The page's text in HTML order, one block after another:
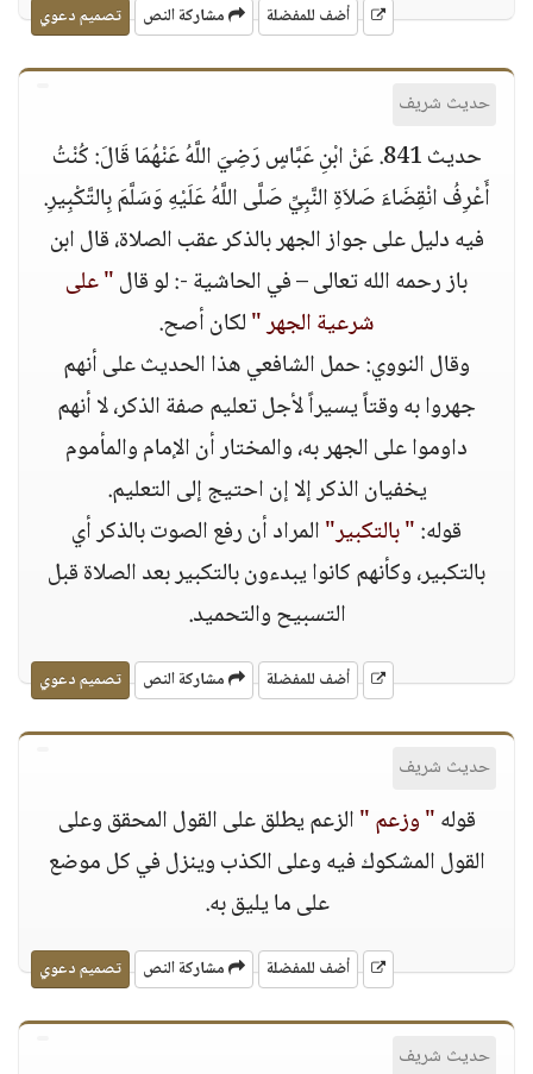
أضف للمفضلة مشاركة النص تصميم دعوي
حديث شريف
حديث 841. عَنْ ابْنِ عَبَّاسٍ رَضِيَ اللَّهُ عَنْهُمَا قَالَ: كُنْتُ
أَعْرِفُ انْقِضَاءَ صَلاَةِ النَّبِيِّ صَلَّى اللَّهُ عَلَيْهِ وَسَلَّمَ بِالتَّكْبِيرِ.
فيه دليل على جواز الجهر بالذكر عقب الصلاة، قال ابن
باز رحمه الله تعالى – في الحاشية -: لو قال" على
شرعية الجهر "لكان أصح.
وقال النووي: حمل الشافعي هذا الحديث على أنهم
جهروا به وقتاً يسيراً لأجل تعليم صفة الذكر، لا أنهم
داوموا على الجهر به، والمختار أن الإمام والمأموم
يخفيان الذكر إلا إن احتيج إلى التعليم.
قوله:" بالتكبير"المراد أن رفع الصوت بالذكر أي
بالتكبير، وكأنهم كانوا يبدءون بالتكبير بعد الصلاة قبل
التسبيح والتحميد.
أضف للمفضلة مشاركة النص تصميم دعوي
حديث شريف
قوله" وزعم "الزعم يطلق على القول المحقق وعلى
القول المشكوك فيه وعلى الكذب وينزل في كل موضع
على ما يليق به.
أضف للمفضلة مشاركة النص تصميم دعوي
حديث شريف